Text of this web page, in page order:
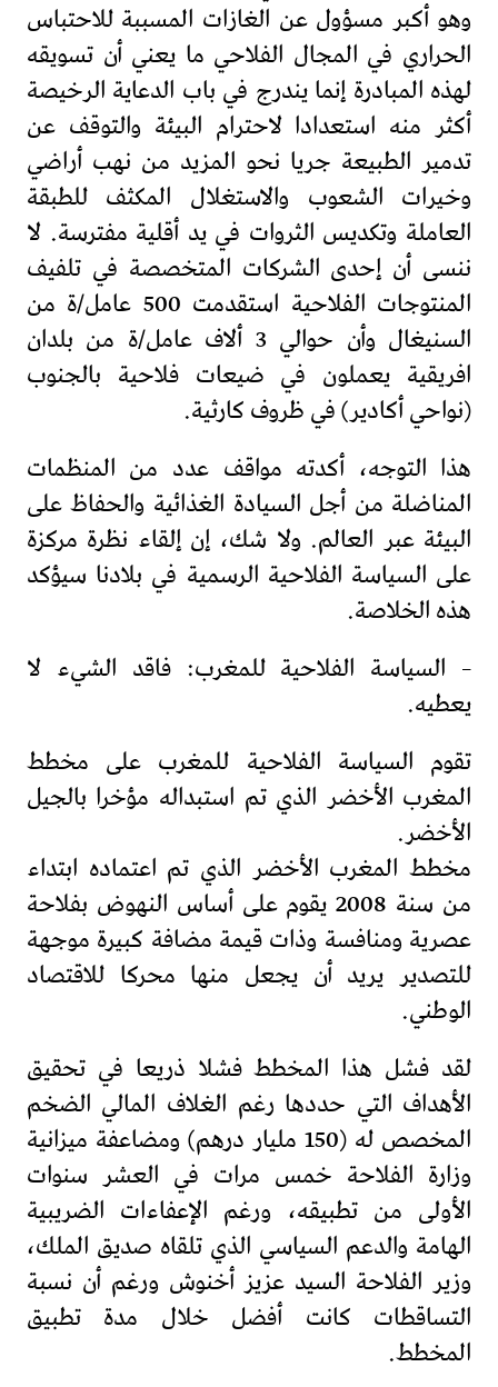
وهو أكبر مسؤول عن الغازات المسببة للاحتباس
الحراري في المجال الفلاحي ما يعني أن تسويقه
لهذه المبادرة إنما يندرج في باب الدعاية الرخيصة
أكثر منه استعدادا لاحترام البيئة والتوقف عن
تدمير الطبيعة جريا نحو المزيد من نهب أراضي
وخيرات الشعوب والاستغلال المكثف للطبقة
العاملة وتكديس الثروات في يد أقلية مفترسة. لا
ننسى أن إحدى الشركات المتخصصة في تلفيف
المنتوجات الفلاحية استقدمت 500 عامل/ة من
السنيغال وأن حوالي 3 ألاف عامل/ة من بلدان
افريقية يعملون في ضيعات فلاحية بالجنوب
(نواحي أكادير) في ظروف كارثية.
هذا التوجه، أكدته مواقف عدد من المنظمات
المناضلة من أجل السيادة الغذائية والحفاظ على
البيئة عبر العالم. ولا شك، إن إلقاء نظرة مركزة
على السياسة الفلاحية الرسمية في بلادنا سيؤكد
هذه الخلاصة.
– السياسة الفلاحية للمغرب: فاقد الشيء لا
يعطيه.
تقوم السياسة الفلاحية للمغرب على مخطط
المغرب الأخضر الذي تم استبداله مؤخرا بالجيل
الأخضر.
مخطط المغرب الأخضر الذي تم اعتماده ابتداء
من سنة 2008 يقوم على أساس النهوض بفلاحة
عصرية ومنافسة وذات قيمة مضافة كبيرة موجهة
للتصدير يريد أن يجعل منها محركا للاقتصاد
الوطني.
لقد فشل هذا المخطط فشلا ذريعا في تحقيق
الأهداف التي حددها رغم الغلاف المالي الضخم
المخصص له (150 مليار درهم) ومضاعفة ميزانية
وزارة الفلاحة خمس مرات في العشر سنوات
الأولى من تطبيقه، ورغم الإعفاءات الضريبية
الهامة والدعم السياسي الذي تلقاه صديق الملك،
وزير الفلاحة السيد عزيز أخنوش ورغم أن نسبة
التساقطات كانت أفضل خلال مدة تطبيق
المخطط.